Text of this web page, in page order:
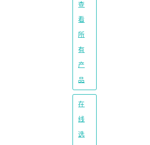
查
看
所
有
产
品
在
线
选